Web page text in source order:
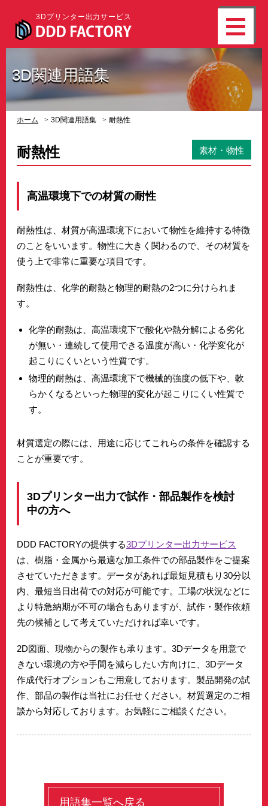
3Dプリンター出力サービス
3D関連用語集
ホーム 3D関連用語集 耐熱性
耐熱性 素材・物性
高温環境下での材質の耐性
耐熱性は、材質が高温環境下において物性を維持する特徴
のことをいいます。物性に大きく関わるので、その材質を
使う上で非常に重要な項目です。
耐熱性は、化学的耐熱と物理的耐熱の2つに分けられま
す。
化学的耐熱は、高温環境下で酸化や熱分解による劣化
が無い・連続して使用できる温度が高い・化学変化が
起こりにくいという性質です。
物理的耐熱は、高温環境下で機械的強度の低下や、軟
らかくなるといった物理的変化が起こりにくい性質で
す。
材質選定の際には、用途に応じてこれらの条件を確認する
ことが重要です。
3Dプリンター出力で試作・部品製作を検討
中の方へ
DDD FACTORYの提供する3Dプリンター出力サービス
は、樹脂・金属から最適な加工条件での部品製作をご提案
させていただきます。データがあれば最短見積もり30分以
内、最短当日出荷での対応が可能です。工場の状況などに
より特急納期が不可の場合もありますが、試作・製作依頼
先の候補として考えていただければ幸いです。
2D図面、現物からの製作も承ります。3Dデータを用意で
きない環境の方や手間を減らしたい方向けに、3Dデータ
作成代行オプションもご用意しております。製品開発の試
作、部品の製作は当社にお任せください。材質選定のご相
談から対応しております。お気軽にご相談ください。
用語集一覧へ戻る